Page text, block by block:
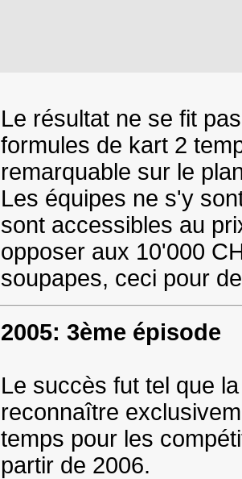
Le résultat ne se fit
formules de kart 2
remarquable sur le
Les équipes ne s'y
sont accessibles au
opposer aux 10'000
soupapes, ceci pour
2005: 3ème épisode
Le succès fut tel que
reconnaître
temps pour les
partir de 2006.